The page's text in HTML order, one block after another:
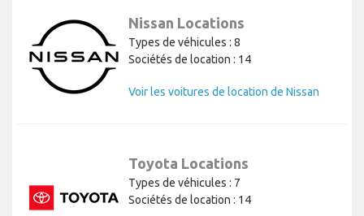
Nissan Locations
Types de véhicules : 8
Sociétés de location : 14
Voir les voitures de location de Nissan
Toyota Locations
Types de véhicules : 7
Sociétés de location : 14